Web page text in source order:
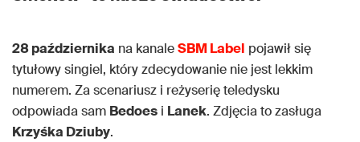
28 października na kanaleSBM Label pojawił się
tytułowy singiel, który zdecydowanie nie jest lekkim
numerem. Za scenariusz i reżyserię teledysku
odpowiada sam Bedoes i Lanek. Zdjęcia to zasługa
Krzyśka Dziuby.